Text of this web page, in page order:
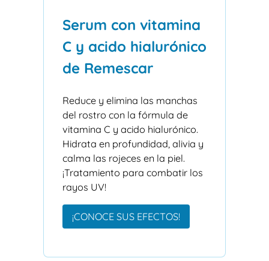
Serum con vitamina
C y acido hialurónico
de Remescar
Reduce y elimina las manchas
del rostro con la fórmula de
vitamina C y acido hialurónico.
Hidrata en profundidad, alivia y
calma las rojeces en la piel.
¡Tratamiento para combatir los
rayos UV!
¡CONOCE SUS EFECTOS!